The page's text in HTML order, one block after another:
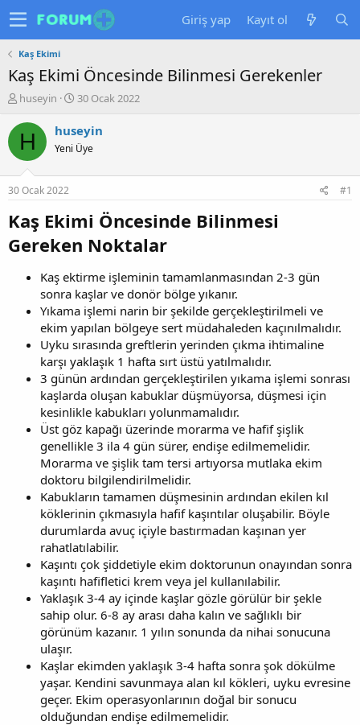
Giriş yap Kayıt ol
Kaş Ekimi
Kaş Ekimi Öncesinde Bilinmesi Gerekenler
K
n
u
y
b
a
ş
l
a
t
huseyin
B
ş
l
a
t
a
r
i
h
i
30 Ocak 2022
H huseyin
Yeni Üye
30 Ocak 2022 #1
Kaş Ekimi Öncesinde Bilinmesi
Gereken Noktalar
Kaş ektirme işleminin tamamlanmasından 2-3 gün
sonra kaşlar ve donör bölge yıkanır.
Yıkama işlemi narin bir şekilde gerçekleştirilmeli ve
ekim yapılan bölgeye sert müdahaleden kaçınılmalıdır.
Uyku sırasında greftlerin yerinden çıkma ihtimaline
karşı yaklaşık 1 hafta sırt üstü yatılmalıdır.
3 günün ardından gerçekleştirilen yıkama işlemi sonrası
kaşlarda oluşan kabuklar düşmüyorsa, düşmesi için
kesinlikle kabukları yolunmamalıdır.
Üst göz kapağı üzerinde morarma ve hafif şişlik
genellikle 3 ila 4 gün sürer, endişe edilmemelidir.
Morarma ve şişlik tam tersi artıyorsa mutlaka ekim
doktoru bilgilendirilmelidir.
Kabukların tamamen düşmesinin ardından ekilen kıl
köklerinin çıkmasıyla hafif kaşıntılar oluşabilir. Böyle
durumlarda avuç içiyle bastırmadan kaşınan yer
rahatlatılabilir.
Kaşıntı çok şiddetiyle ekim doktorunun onayından sonra
kaşıntı hafifletici krem veya jel kullanılabilir.
Yaklaşık 3-4 ay içinde kaşlar gözle görülür bir şekle
sahip olur. 6-8 ay arası daha kalın ve sağlıklı bir
görünüm kazanır. 1 yılın sonunda da nihai sonucuna
ulaşır.
Kaşlar ekimden yaklaşık 3-4 hafta sonra şok dökülme
yaşar. Kendini savunmaya alan kıl kökleri, uyku evresine
geçer. Ekim operasyonlarının doğal bir sonucu
olduğundan endişe edilmemelidir.